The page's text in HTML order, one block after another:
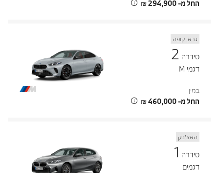
החל מ- ‏294,900 ‏₪
גראן קופה
סידרה2
דגמי M
בנזין
החל מ- ‏460,000 ‏₪
האצ’בק
סידרה1
דגמים